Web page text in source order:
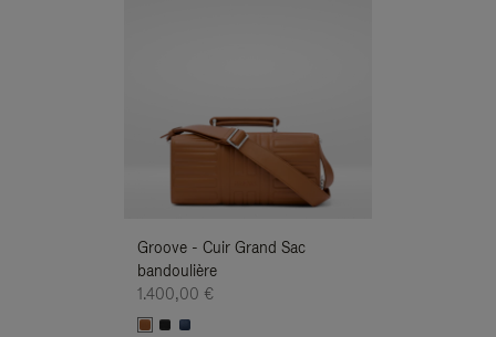
Groove - Cuir Grand Sac
bandoulière
1.400,00 €